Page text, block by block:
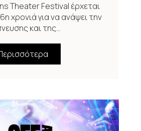
Theater Festival έρχεται
χρονιά για να ανάψει την
και της...